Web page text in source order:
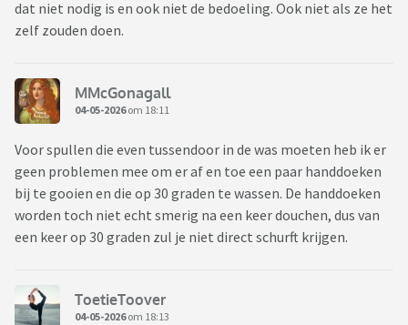
dat niet nodig is en ook niet de bedoeling. Ook niet als ze het
zelf zouden doen.
MMcGonagall
04-05-2026om 18:11
Voor spullen die even tussendoor in de was moeten heb ik er
geen problemen mee om er af en toe een paar handdoeken
bij te gooien en die op 30 graden te wassen. De handdoeken
worden toch niet echt smerig na een keer douchen, dus van
een keer op 30 graden zul je niet direct schurft krijgen.
ToetieToover
04-05-2026om 18:13